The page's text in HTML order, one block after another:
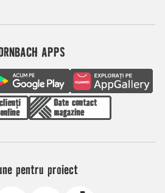
APPS
pentru proiect